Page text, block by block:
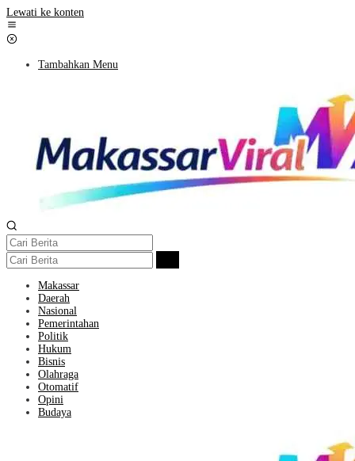
Lewati ke konten
Tambahkan Menu
Makassar
Daerah
Nasional
Pemerintahan
Politik
Hukum
Bisnis
Olahraga
Otomatif
Opini
Budaya